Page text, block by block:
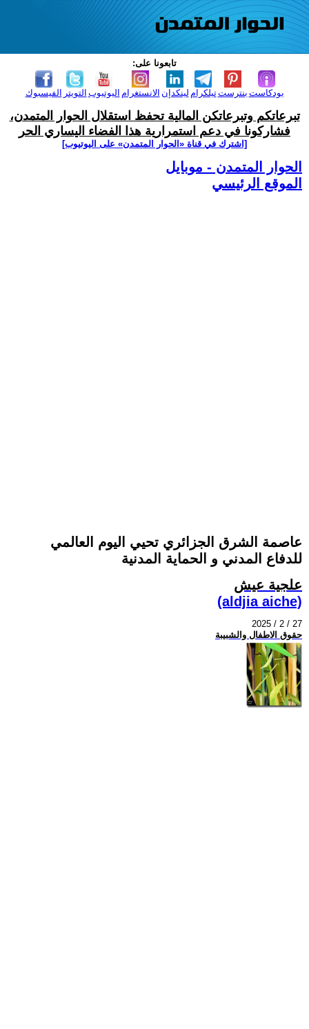
تابعونا على:
الفيسبوك التويتر اليوتيوب الانستغرام لينكدإن تيلكرامبنترست بودكاست
تبرعاتكم وتبرعاتكن المالية تحفظ استقلال الحوار المتمدن،
فشاركونا في دعم استمرارية هذا الفضاء اليساري الحر
[اشترك في قناة ‫«الحوار المتمدن» على اليوتيوب]
الحوار المتمدن - موبايل
الموقع الرئيسي
عاصمة الشرق الجزائري تحيي اليوم العالمي
للدفاع المدني و الحماية المدنية
علجية عيش
(aldjia aiche)
2025 / 2 / 27
حقوق الاطفال والشبيبة